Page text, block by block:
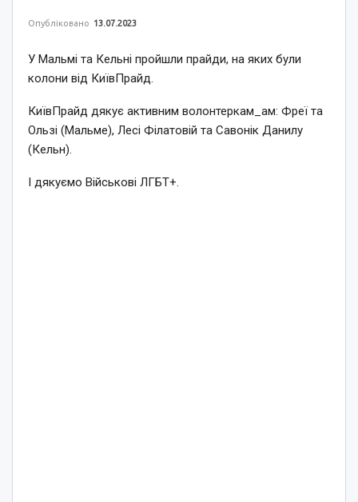
Опубліковано 13.07.2023
У Мальмі та Кельні пройшли прайди, на яких були
колони від КиївПрайд.
КиївПрайд дякує активним волонтеркам_ам: Фреї та
Ользі (Мальме), Лесі Філатовій та Савонік Данилу
(Кельн).
І дякуємо Військові ЛГБТ+.